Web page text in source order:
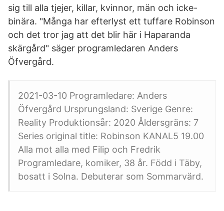
sig till alla tjejer, killar, kvinnor, män och icke-
binära. "Många har efterlyst ett tuffare Robinson
och det tror jag att det blir här i Haparanda
skärgård" säger programledaren Anders
Öfvergård.
2021-03-10 Programledare: Anders
Öfvergård Ursprungsland: Sverige Genre:
Reality Produktionsår: 2020 Åldersgräns: 7
Series original title: Robinson KANAL5 19.00
Alla mot alla med Filip och Fredrik
Programledare, komiker, 38 år. Född i Täby,
bosatt i Solna. Debuterar som Sommarvärd.